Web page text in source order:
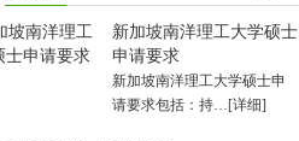
新加坡南洋理工大学硕士
申请要求
新加坡南洋理工大学硕士申
请要求包括：持…[详细]